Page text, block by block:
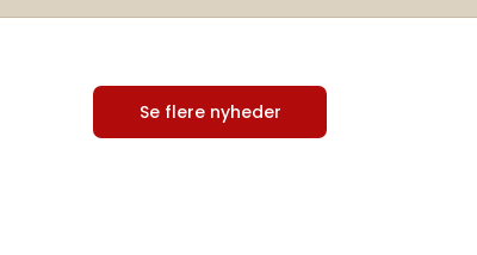
Se flere nyheder